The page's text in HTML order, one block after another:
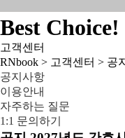
Best
고객센터
RNbook > 고객센터 > 공
공지사항
이용안내
자주하는 질문
1:1 문의하기